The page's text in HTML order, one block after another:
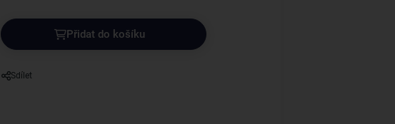
Přidat do košíku
Sdílet